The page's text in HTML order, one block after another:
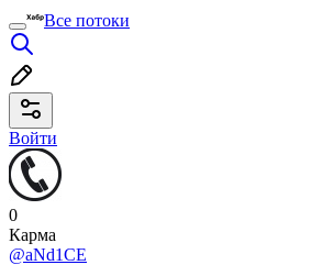
Все потоки
Войти
0
Карма
@aNd1CE